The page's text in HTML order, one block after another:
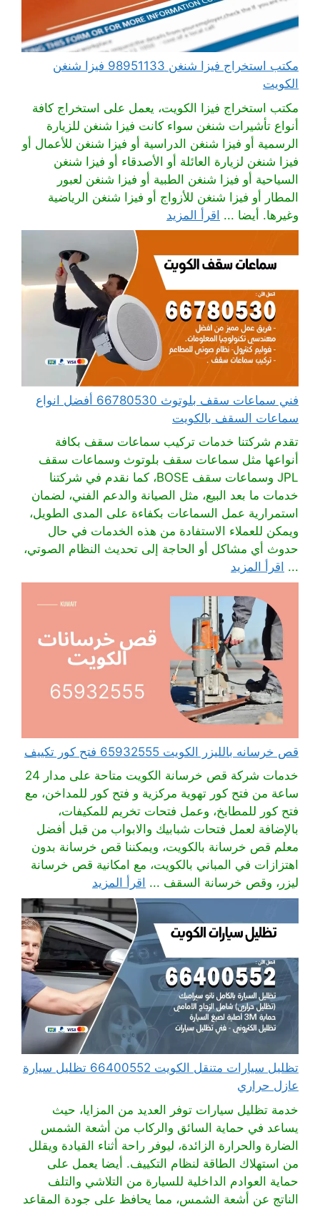
مكتب استخراج فيزا شنغن 98951133 فيزا شنغن
الكويت
مكتب استخراج فيزا الكويت، يعمل على استخراج كافة
أنواع تأشيرات شنغن سواء كانت فيزا شنغن للزيارة
الرسمية أو فيزا شنغن الدراسية أو فيزا شنغن للأعمال أو
فيزا شنغن لزيارة العائلة أو الأصدقاء أو فيزا شنغن
السياحية أو فيزا شنغن الطبية أو فيزا شنغن لعبور
المطار أو فيزا شنغن للأزواج أو فيزا شنغن الرياضية
وغيرها. أيضا ... اقرأ المزيد
فني سماعات سقف بلوتوث 66780530 أفضل انواع
سماعات السقف بالكويت
تقدم شركتنا خدمات تركيب سماعات سقف بكافة
أنواعها مثل سماعات سقف بلوتوث وسماعات سقف
JPL وسماعات سقف BOSE، كما نقدم في شركتنا
خدمات ما بعد البيع، مثل الصيانة والدعم الفني، لضمان
استمرارية عمل السماعات بكفاءة على المدى الطويل،
ويمكن للعملاء الاستفادة من هذه الخدمات في حال
حدوث أي مشاكل أو الحاجة إلى تحديث النظام الصوتي،
... اقرأ المزيد
قص خرسانه بالليزر الكويت 65932555 فتح كور تكييف
خدمات شركة قص خرسانة الكويت متاحة على مدار 24
ساعة من فتح كور تهوية مركزية و فتح كور للمداخن، مع
فتح كور للمطابخ، وعمل فتحات تخريم للمكيفات،
بالإضافة لعمل فتحات شبابيك والابواب من قبل أفضل
معلم قص خرسانة بالكويت، ويمكننا قص خرسانة بدون
اهتزازات في المباني بالكويت، مع امكانية قص خرسانة
ليزر، وقص خرسانة السقف ... اقرأ المزيد
تظليل سيارات متنقل الكويت 66400552 تظليل سيارة
عازل حراري
خدمة تظليل سيارات توفر العديد من المزايا، حيث
يساعد في حماية السائق والركاب من أشعة الشمس
الضارة والحرارة الزائدة، ليوفر راحة أثناء القيادة ويقلل
من استهلاك الطاقة لنظام التكييف. أيضا يعمل على
حماية العوادم الداخلية للسيارة من التلاشي والتلف
الناتج عن أشعة الشمس، مما يحافظ على جودة المقاعد